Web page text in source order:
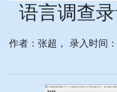
语言调查
作者：张超， 录入时间